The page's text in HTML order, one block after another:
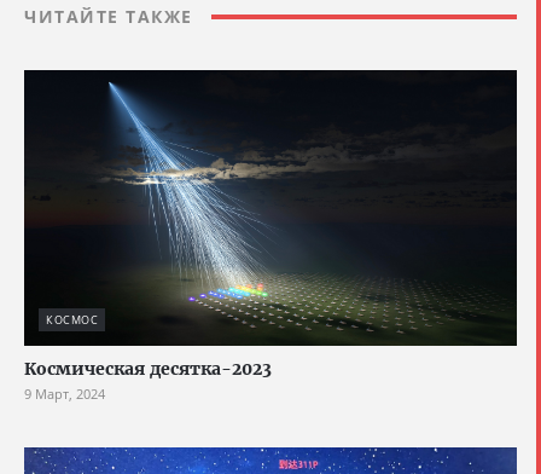
ЧИТАЙТЕ ТАКЖЕ
КОСМОС
Космическая десятка-2023
9 Март, 2024